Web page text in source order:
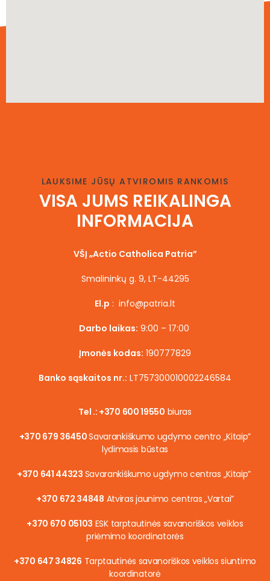
LAUKSIME JŪSŲ ATVIROMIS RANKOMIS
VISA JUMS REIKALINGA
INFORMACIJA
VŠĮ „Actio Catholica Patria”
Smalininkų g. 9, LT-44295
El.p : info@patria.lt
Darbo laikas: 9:00 – 17:00
Įmonės kodas: 190777829
Banko sąskaitos nr.: LT757300010002246584
Tel .: +370 600 19550 biuras
+370 679 36450Savarankiškumo ugdymo centro „Kitaip”
lydimasis būstas
+370 641 44323 Savarankiškumo ugdymo centras „Kitaip”
+370 672 34848 Atviras jaunimo centras „Vartai”
+370 670 05103 ESK tarptautinės savanoriškos veiklos
priėmimo koordinatorės
+370 647 34826 Tarptautinės savanoriškos veiklos siuntimo
koordinatorė